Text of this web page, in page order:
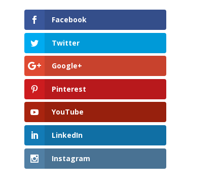
Facebook
Twitter
Google+
Pinterest
YouTube
LinkedIn
Instagram